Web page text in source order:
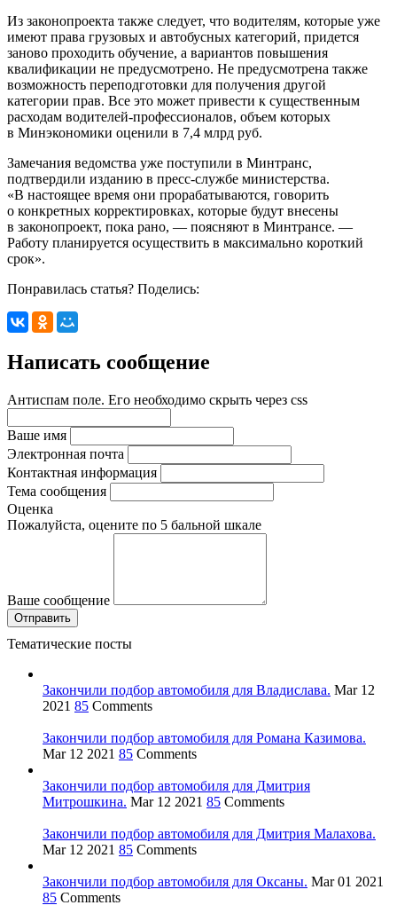
Из законопроекта также следует, что водителям, которые уже
имеют права грузовых и автобусных категорий, придется
заново проходить обучение, а вариантов повышения
квалификации не предусмотрено. Не предусмотрена также
возможность переподготовки для получения другой
категории прав. Все это может привести к существенным
расходам водителей-профессионалов, объем которых
в Минэкономики оценили в 7,4 млрд руб.
Замечания ведомства уже поступили в Минтранс,
подтвердили изданию в пресс-службе министерства.
«В настоящее время они прорабатываются, говорить
о конкретных корректировках, которые будут внесены
в законопроект, пока рано, — поясняют в Минтрансе. —
Работу планируется осуществить в максимально короткий
срок».
Понравилась статья? Поделись:
Написать сообщение
Антиспам поле. Его необходимо скрыть через css
Ваше имя
Электронная почта
Контактная информация
Тема сообщения
Оценка
Пожалуйста, оцените по 5 бальной шкале
Ваше сообщение
Тематические посты
Закончили подбор автомобиля для Владислава. Mar 12
2021 85 Comments
Закончили подбор автомобиля для Романа Казимова.
Mar 12 2021 85 Comments
Закончили подбор автомобиля для Дмитрия
Митрошкина. Mar 12 2021 85 Comments
Закончили подбор автомобиля для Дмитрия Малахова.
Mar 12 2021 85 Comments
Закончили подбор автомобиля для Оксаны. Mar 01 2021
85 Comments